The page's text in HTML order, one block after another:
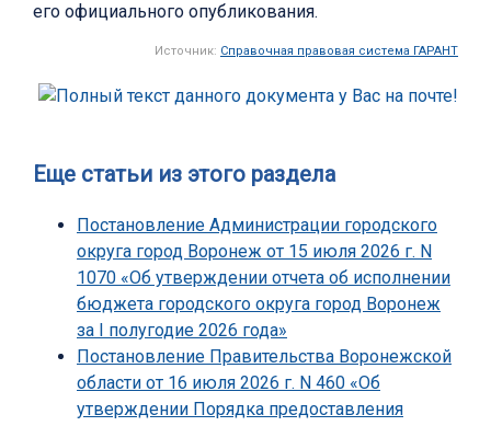
его официального опубликования.
Источник: Справочная правовая система ГАРАНТ
Еще статьи из этого раздела
Постановление Администрации городского
округа город Воронеж от 15 июля 2026 г. N
1070 «Об утверждении отчета об исполнении
бюджета городского округа город Воронеж
за I полугодие 2026 года»
Постановление Правительства Воронежской
области от 16 июля 2026 г. N 460 «Об
утверждении Порядка предоставления